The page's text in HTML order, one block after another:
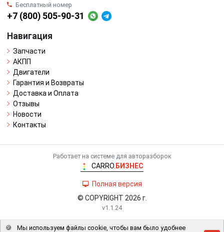
Бесплатный номер
+7 (800) 505-90-31
Навигация
Запчасти
АКПП
Двигатели
Гарантия и Возвраты
Доставка и Оплата
Отзывы
Новости
Контакты
Работает на системе для авторазборок
CARRO. БИЗНЕС
Полная версия
© COPYRIGHT 2026 г.
v1.1.24
🍪 Мы используем файлы cookie, чтобы вам было удобнее